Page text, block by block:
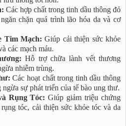
Các hợp chất trong tinh dầu thông đỏ
chặn quá trình lão hóa da và cơ
Tim Mạch: Giúp cải thiện sức khỏe
các mạch máu.
Hỗ trợ chữa lành vết thương
nhiễm trùng.
Các hoạt chất trong tinh dầu thông
sự phát triển của tế bào ung thư.
Rụng Tóc: Giúp giảm triệu chứng
tóc, cải thiện sức khỏe tóc và da